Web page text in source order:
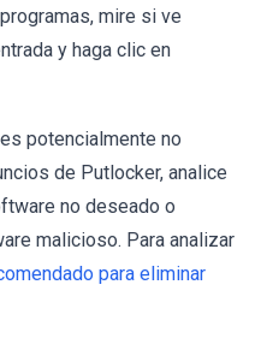
mire si ve
y haga clic en
potencialmente no
de Putlocker, analice
no deseado o
malicioso. Para analizar
para eliminar